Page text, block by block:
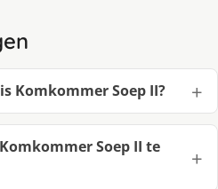
Komkommer Soep II?
Soep II te